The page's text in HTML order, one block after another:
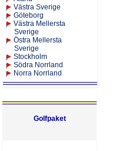
Västra Sverige
Göteborg
Västra Mellersta
Sverige
Östra Mellersta
Sverige
Stockholm
Södra Norrland
Norra Norrland
Golfpaket